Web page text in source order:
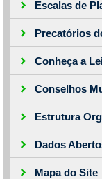
Escalas de
Precatórios
Conheça a
Conselhos
Estrutura
Dados
Mapa do Site